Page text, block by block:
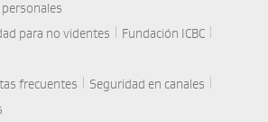
para no videntes
Fundación ICBC
frecuentes Seguridad en canales